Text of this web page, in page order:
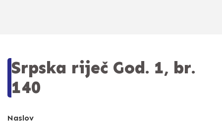
Srpska riječ God. 1, br.
140
Naslov